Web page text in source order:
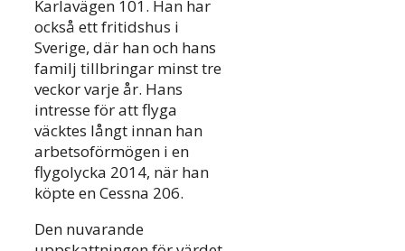
Karlavägen 101. Han har
också ett fritidshus i
Sverige, där han och hans
familj tillbringar minst tre
veckor varje år. Hans
intresse för att flyga
väcktes långt innan han
arbetsoförmögen i en
flygolycka 2014, när han
köpte en Cessna 206.
Den nuvarande